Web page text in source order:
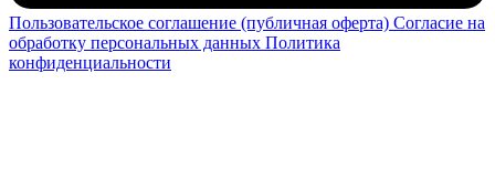
Пользовательское соглашение (публичная оферта) Согласие на
обработку персональных данных Политика
конфиденциальности